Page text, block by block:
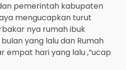
pemerintah kabupaten
mengucapkan turut
nya rumah ibuk
yang lalu dan Rumah
empat hari yang lalu ,”ucap